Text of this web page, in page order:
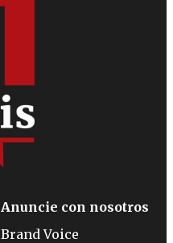
Anuncie con nosotros
Brand Voice